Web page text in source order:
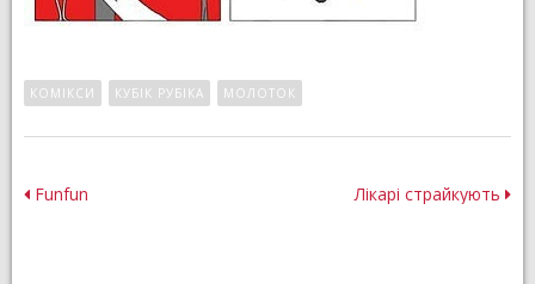
КОМІКСИ КУБІК РУБІКА МОЛОТОК
Post
Funfun Лікарі страйкують